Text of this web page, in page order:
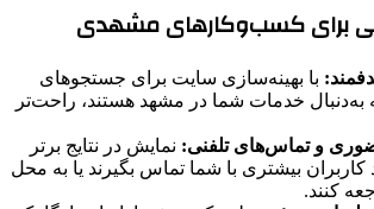
برای کسب‌وکارهای مشهدی
با بهینه‌سازی سایت برای جستجوهای
به‌دنبال خدمات شما در مشهد هستند، راحت‌تر
و تماس‌های تلفنی: نمایش در نتایج برتر
بیشتری با شما تماس بگیرند یا به محل
کنند.